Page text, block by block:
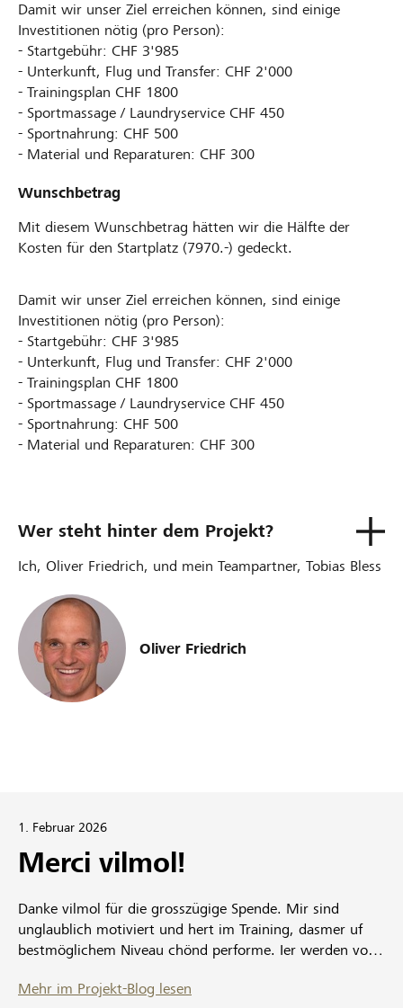
Damit wir unser Ziel erreichen können, sind einige
Investitionen nötig (pro Person):
- Startgebühr: CHF 3'985
- Unterkunft, Flug und Transfer: CHF 2'000
- Trainingsplan CHF 1800
- Sportmassage / Laundryservice CHF 450
- Sportnahrung: CHF 500
- Material und Reparaturen: CHF 300
Wunschbetrag
Mit diesem Wunschbetrag hätten wir die Hälfte der
Kosten für den Startplatz (7970.-) gedeckt.
Damit wir unser Ziel erreichen können, sind einige
Investitionen nötig (pro Person):
- Startgebühr: CHF 3'985
- Unterkunft, Flug und Transfer: CHF 2'000
- Trainingsplan CHF 1800
- Sportmassage / Laundryservice CHF 450
- Sportnahrung: CHF 500
- Material und Reparaturen: CHF 300
Wer steht hinter dem Projekt?
Ich, Oliver Friedrich, und mein Teampartner, Tobias Bless
Oliver Friedrich
1. Februar 2026
Merci vilmol!
Danke vilmol für die grosszügige Spende. Mir sind
unglaublich motiviert und hert im Training, dasmer uf
bestmöglichem Niveau chönd performe. Ier werden vo
Mehr im Projekt-Blog lesen